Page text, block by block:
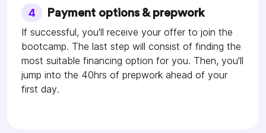
4
Payment options & prepwork
If successful, you'll receive your offer to join the
bootcamp. The last step will consist of finding the
most suitable financing option for you. Then, you'll
jump into the 40hrs of prepwork ahead of your
first day.